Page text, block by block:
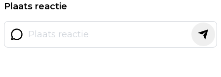
Plaats reactie